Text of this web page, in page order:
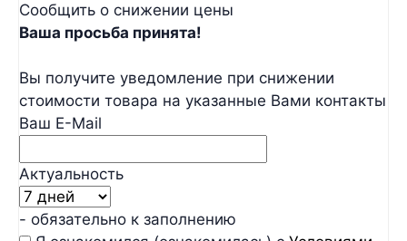
Сообщить о снижении цены
Ваша просьба принята!
Вы получите уведомление при снижении
стоимости товара на указанные Вами контакты
Ваш E-Mail
Актуальность
- обязательно к заполнению